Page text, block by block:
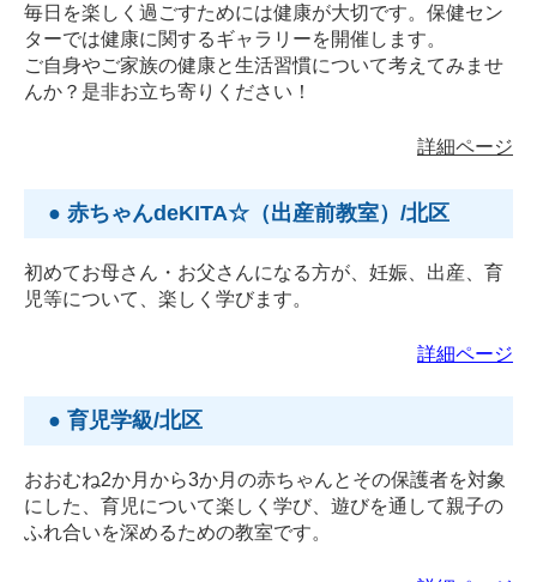
毎日を楽しく過ごすためには健康が大切です。保健セン
ターでは健康に関するギャラリーを開催します。
ご自身やご家族の健康と生活習慣について考えてみませ
んか？是非お立ち寄りください！
詳細ページ
● 赤ちゃんdeKITA☆（出産前教室）/北区
初めてお母さん・お父さんになる方が、妊娠、出産、育
児等について、楽しく学びます。
詳細ページ
● 育児学級/北区
おおむね2か月から3か月の赤ちゃんとその保護者を対象
にした、育児について楽しく学び、遊びを通して親子の
ふれ合いを深めるための教室です。